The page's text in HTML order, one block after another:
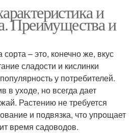
и
Преимущества и
сорта – это, конечно же, вкус
сладости и кислинки
у потребителей.
в уходе, но всегда дает
Растению не требуется
и подвязка, что упрощает
время садоводов.